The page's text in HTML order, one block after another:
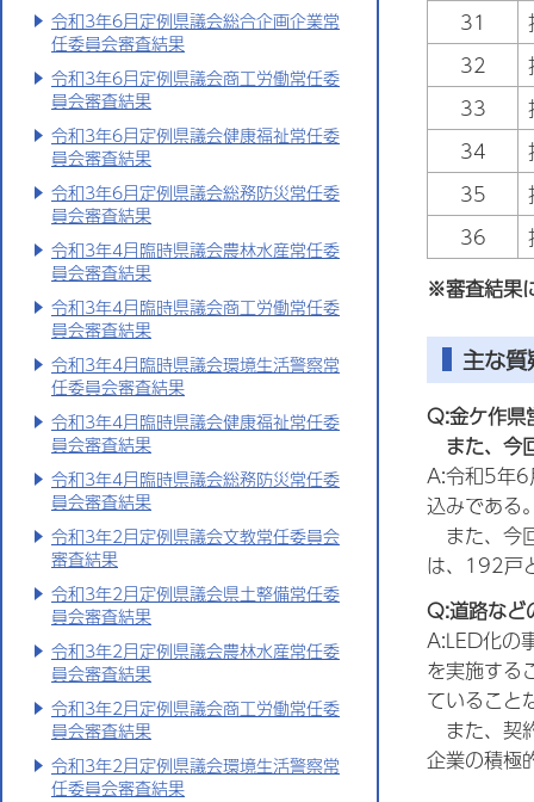
令和3年6月定例県議会総合企画企業常
任委員会審査結果
令和3年6月定例県議会商工労働常任委
員会審査結果
令和3年6月定例県議会健康福祉常任委
員会審査結果
令和3年6月定例県議会総務防災常任委
員会審査結果
令和3年4月臨時県議会農林水産常任委
員会審査結果
令和3年4月臨時県議会商工労働常任委
員会審査結果
令和3年4月臨時県議会環境生活警察常
任委員会審査結果
令和3年4月臨時県議会健康福祉常任委
員会審査結果
令和3年4月臨時県議会総務防災常任委
員会審査結果
令和3年2月定例県議会文教常任委員会
審査結果
令和3年2月定例県議会県土整備常任委
員会審査結果
令和3年2月定例県議会農林水産常任委
員会審査結果
令和3年2月定例県議会商工労働常任委
員会審査結果
令和3年2月定例県議会環境生活警察常
任委員会審査結果
31
32
33
34
35
36
※審査結果
主な
Q:金ケ作県
また、今
A:令和5年6
込みである
また、今
は、192戸
Q:道路など
A:LED化の
を実施する
ていること
また、契
企業の積極